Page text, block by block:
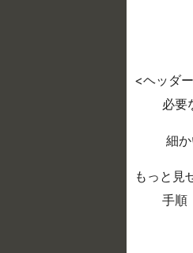
<ヘッダ
必要
細
もっと見
手順